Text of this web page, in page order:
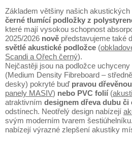
Základem většiny našich
černé tlumící podložky z
které mají vysokou schopnost
2025/2026 nově představujeme také
světlé akustické podložce (
Scandi a Ořech černý).
Nejčastěji jsou na podložce uchyceny
(Medium Density Fibreboard –
desky) pokryté buď pravou
panely MASIV) nebo PVC folií(
atraktivním designem dřeva dubu či
odstínech. Neotřelý design nabízejí
svým moderním tvarem
nabízejí výrazné zlepšení akustiky